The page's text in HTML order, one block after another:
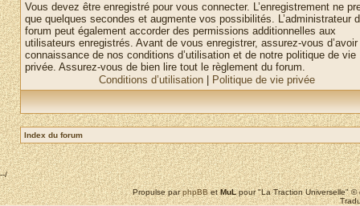
Vous devez être enregistré pour vous connecter. L’enregistrement ne
que quelques secondes et augmente vos possibilités. L’administrateur
forum peut également accorder des permissions additionnelles aux
utilisateurs enregistrés. Avant de vous enregistrer, assurez-vous
connaissance de nos conditions d’utilisation et de notre politique de vie
privée. Assurez-vous de bien lire tout le règlement du forum.
Conditions d’utilisation
Politique de vie privée
Index du forum
--/
Propulse parphpBBetMuLpour "La Traction Universelle"